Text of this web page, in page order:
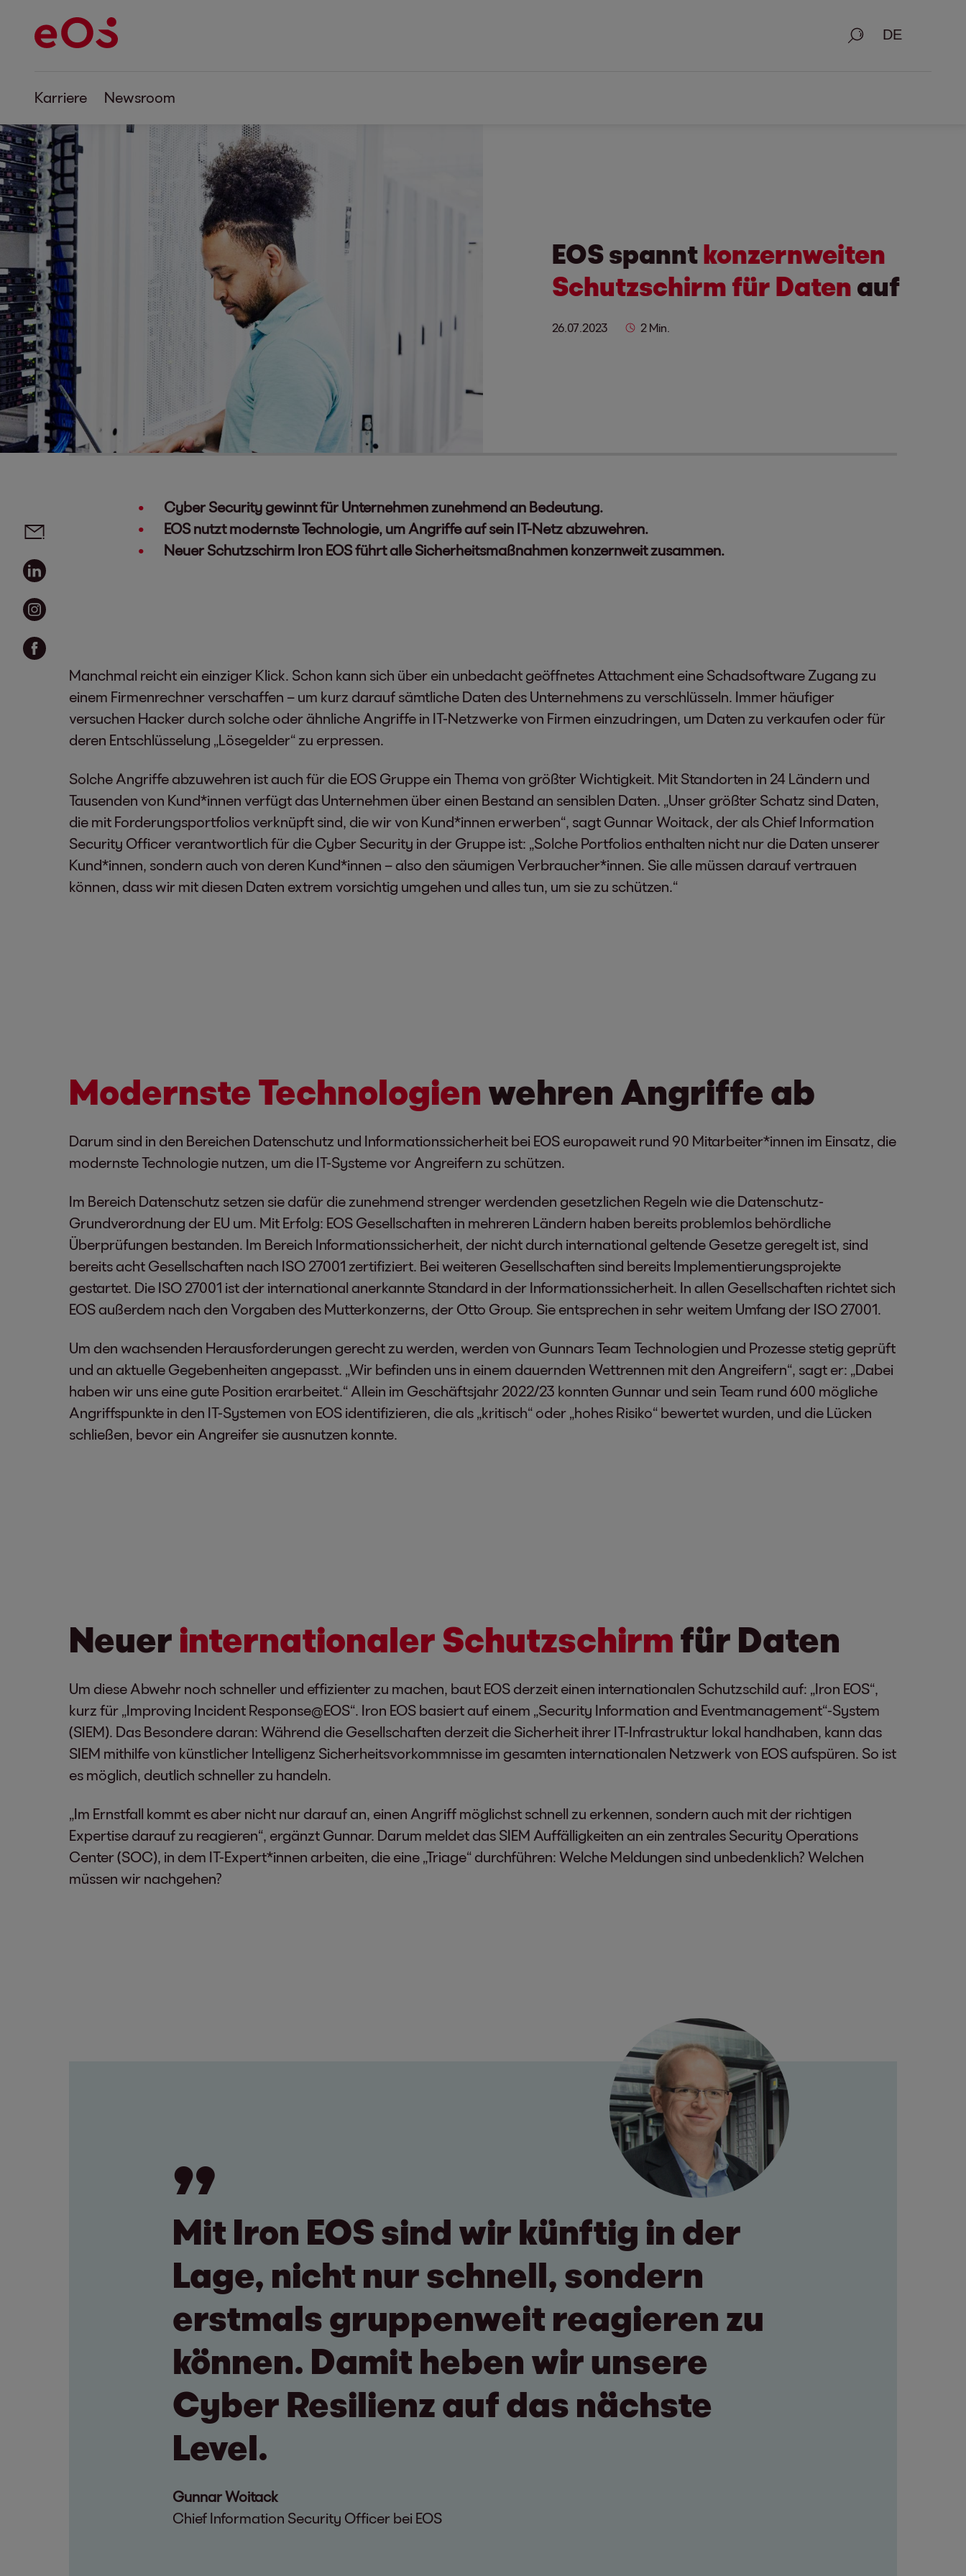
Suche
Karriere Newsroom
EOS spanntkonzernweiten
Schutzschirm für Daten auf
26.07.2023 2 Min.
Cyber Security gewinnt für Unternehmen zunehmend an Bedeutung.
EOS nutzt modernste Technologie, um Angriffe auf sein IT-Netz abzuwehren.
Neuer Schutzschirm Iron EOS führt alle Sicherheitsmaßnahmen konzernweit zusammen.
Manchmal reicht ein einziger Klick. Schon kann sich über ein unbedacht geöffnetes Attachment eine Schadsoftware Zugang zu
einem Firmenrechner verschaffen – um kurz darauf sämtliche Daten des Unternehmens zu verschlüsseln. Immer häufiger
versuchen Hacker durch solche oder ähnliche Angriffe in IT-Netzwerke von Firmen einzudringen, um Daten zu verkaufen oder für
deren Entschlüsselung „Lösegelder“ zu erpressen.
Solche Angriffe abzuwehren ist auch für die EOS Gruppe ein Thema von größter Wichtigkeit. Mit Standorten in 24 Ländern und
Tausenden von Kund*innen verfügt das Unternehmen über einen Bestand an sensiblen Daten. „Unser größter Schatz sind Daten,
die mit Forderungsportfolios verknüpft sind, die wir von Kund*innen erwerben“, sagt Gunnar Woitack, der als Chief Information
Security Officer verantwortlich für die Cyber Security in der Gruppe ist: „Solche Portfolios enthalten nicht nur die Daten unserer
Kund*innen, sondern auch von deren Kund*innen – also den säumigen Verbraucher*innen. Sie alle müssen darauf vertrauen
können, dass wir mit diesen Daten extrem vorsichtig umgehen und alles tun, um sie zu schützen.“
Modernste Technologien wehren Angriffe ab
Darum sind in den Bereichen Datenschutz und Informationssicherheit bei EOS europaweit rund 90 Mitarbeiter*innen im Einsatz, die
modernste Technologie nutzen, um die IT-Systeme vor Angreifern zu schützen.
Im Bereich Datenschutz setzen sie dafür die zunehmend strenger werdenden gesetzlichen Regeln wie die Datenschutz-
Grundverordnung der EU um. Mit Erfolg: EOS Gesellschaften in mehreren Ländern haben bereits problemlos behördliche
Überprüfungen bestanden. Im Bereich Informationssicherheit, der nicht durch international geltende Gesetze geregelt ist, sind
bereits acht Gesellschaften nach ISO 27001 zertifiziert. Bei weiteren Gesellschaften sind bereits Implementierungsprojekte
gestartet. Die ISO 27001 ist der international anerkannte Standard in der Informationssicherheit. In allen Gesellschaften richtet sich
EOS außerdem nach den Vorgaben des Mutterkonzerns, der Otto Group. Sie entsprechen in sehr weitem Umfang der ISO 27001.
Um den wachsenden Herausforderungen gerecht zu werden, werden von Gunnars Team Technologien und Prozesse stetig geprüft
und an aktuelle Gegebenheiten angepasst. „Wir befinden uns in einem dauernden Wettrennen mit den Angreifern“, sagt er: „Dabei
haben wir uns eine gute Position erarbeitet.“ Allein im Geschäftsjahr 2022/23 konnten Gunnar und sein Team rund 600 mögliche
Angriffspunkte in den IT-Systemen von EOS identifizieren, die als „kritisch“ oder „hohes Risiko“ bewertet wurden, und die Lücken
schließen, bevor ein Angreifer sie ausnutzen konnte.
Neuer internationaler Schutzschirmfür Daten
Um diese Abwehr noch schneller und effizienter zu machen, baut EOS derzeit einen internationalen Schutzschild auf: „Iron EOS“,
kurz für „Improving Incident Response@EOS“. Iron EOS basiert auf einem „Security Information and Eventmanagement“-System
(SIEM). Das Besondere daran: Während die Gesellschaften derzeit die Sicherheit ihrer IT-Infrastruktur lokal handhaben, kann das
SIEM mithilfe von künstlicher Intelligenz Sicherheitsvorkommnisse im gesamten internationalen Netzwerk von EOS aufspüren. So ist
es möglich, deutlich schneller zu handeln.
„Im Ernstfall kommt es aber nicht nur darauf an, einen Angriff möglichst schnell zu erkennen, sondern auch mit der richtigen
Expertise darauf zu reagieren“, ergänzt Gunnar. Darum meldet das SIEM Auffälligkeiten an ein zentrales Security Operations
Center (SOC), in dem IT-Expert*innen arbeiten, die eine „Triage“ durchführen: Welche Meldungen sind unbedenklich? Welchen
müssen wir nachgehen?
Mit Iron EOS sind wir künftig in der
Lage, nicht nur schnell, sondern
erstmals gruppenweit reagieren zu
können. Damit heben wir unsere
Cyber Resilienz auf das nächste
Level.
Gunnar Woitack
Chief Information Security Officer bei EOS
Social Media Links - Artikel teilen